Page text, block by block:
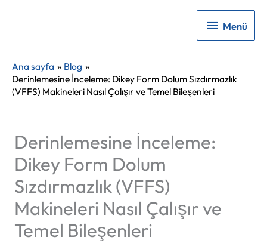
Menü
Menü
Ana sayfa
Blog
Derinlemesine İnceleme: Dikey Form Dolum Sızdırmazlık
(VFFS) Makineleri Nasıl Çalışır ve Temel Bileşenleri
Derinlemesine İnceleme:
Dikey Form Dolum
Sızdırmazlık (VFFS)
Makineleri Nasıl Çalışır ve
Temel Bileşenleri